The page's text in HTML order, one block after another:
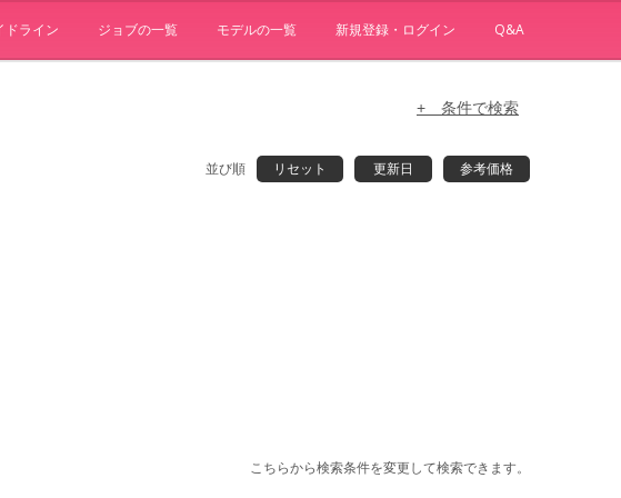
ドライン ジョブの一覧 モデルの一覧 新規登録・ログイン Q&A
+ 条件で検索
並び順 リセット 更新日 参考価格
こちらから検索条件を変更して検索できます。